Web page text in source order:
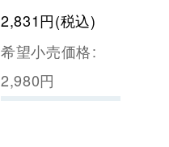
2,831円(税込)
希望小売価格:
2,980円